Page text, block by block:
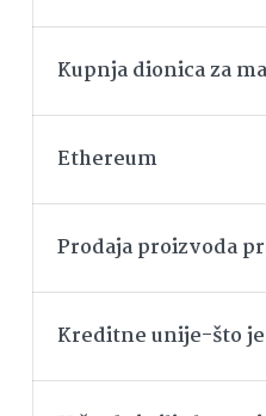
Kupnja dionica za
Ethereum
Prodaja proizvoda
Kreditne unije-što